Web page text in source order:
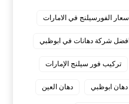
اسعار الفورسيلنج في الامارات
افضل شركة دهانات في ابوظبي
تركيب فور سيلنج الإمارات
دهان ابوظبي دهان العين